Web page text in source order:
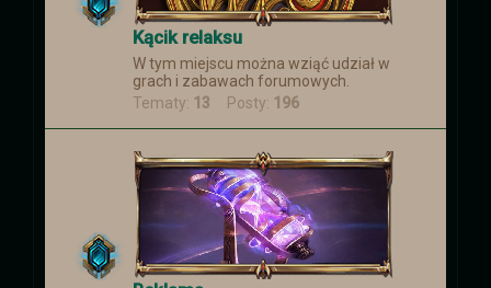
Kącik relaksu
W tym miejscu można wziąć udział w
grach i zabawach forumowych.
Tematy: 13 Posty: 196